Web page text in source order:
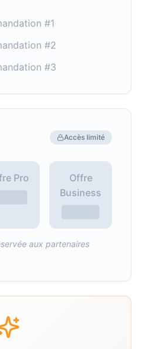
#1
#2
#3
Accès limité
Pro
Offre
Business
aux partenaires